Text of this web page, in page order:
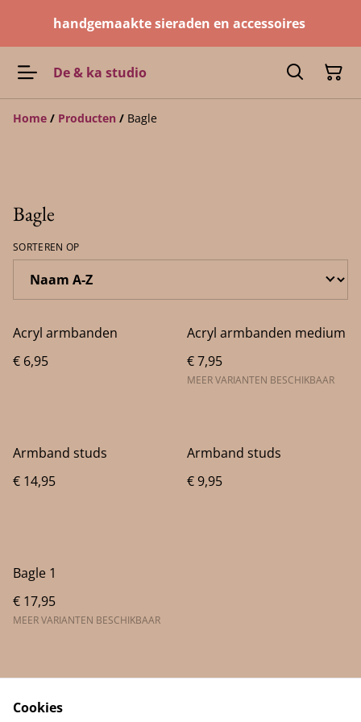
handgemaakte sieraden en accessoires
De & ka studio
Home / Producten / Bagle
Bagle
SORTEREN OP
Acryl armbanden
€ 6,95
Acryl armbanden medium
€ 7,95
MEER VARIANTEN BESCHIKBAAR
Armband studs
€ 14,95
Armband studs
€ 9,95
Bagle 1
€ 17,95
MEER VARIANTEN BESCHIKBAAR
Cookies